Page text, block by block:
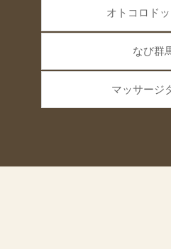
オトコロド
なび群
マッサージ